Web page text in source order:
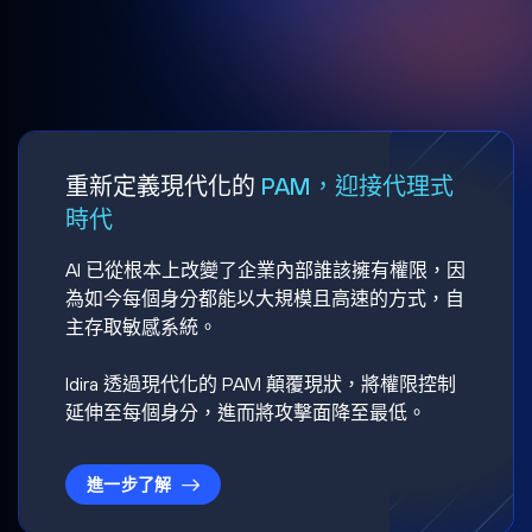
重新定義現代化的 PAM，迎接代理式
時代
AI 已從根本上改變了企業內部誰該擁有權限，因
為如今每個身分都能以大規模且高速的方式，自
主存取敏感系統。
Idira 透過現代化的 PAM 顛覆現狀，將權限控制
延伸至每個身分，進而將攻擊面降至最低。
進一步了解